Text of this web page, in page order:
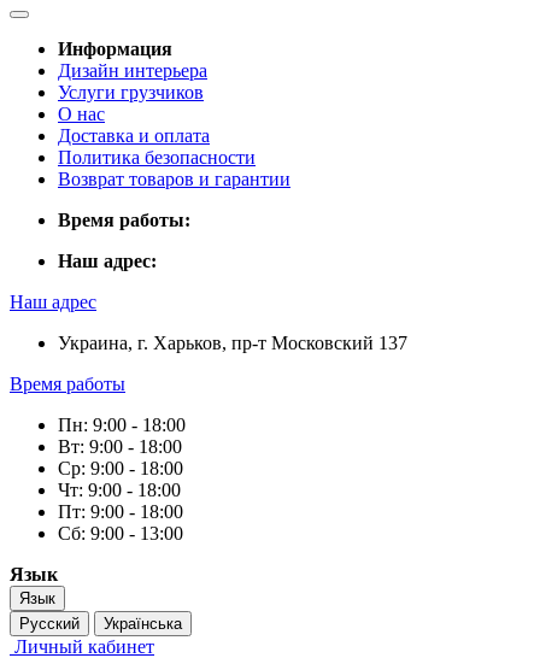
Информация
Дизайн интерьера
Услуги грузчиков
О нас
Доставка и оплата
Политика безопасности
Возврат товаров и гарантии
Время работы:
Наш адрес:
Наш адрес
Украина, г. Харьков, пр-т Московский 137
Время работы
Пн: 9:00 - 18:00
Вт: 9:00 - 18:00
Ср: 9:00 - 18:00
Чт: 9:00 - 18:00
Пт: 9:00 - 18:00
Сб: 9:00 - 13:00
Язык
Язык
Русский
Українська
Личный кабинет